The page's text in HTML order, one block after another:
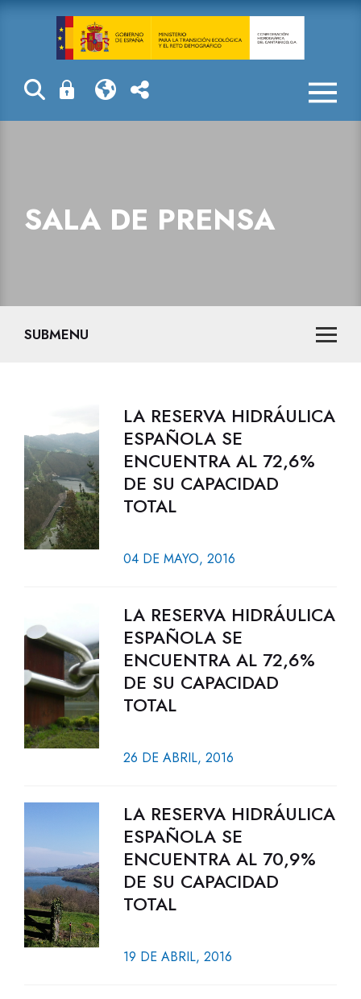
Sala de prensa
SALA DE PRENSA
SUBMENU
LA RESERVA HIDRÁULICA
ESPAÑOLA SE
ENCUENTRA AL 72,6%
DE SU CAPACIDAD
TOTAL
04 DE MAYO, 2016
LA RESERVA HIDRÁULICA
ESPAÑOLA SE
ENCUENTRA AL 72,6%
DE SU CAPACIDAD
TOTAL
26 DE ABRIL, 2016
LA RESERVA HIDRÁULICA
ESPAÑOLA SE
ENCUENTRA AL 70,9%
DE SU CAPACIDAD
TOTAL
19 DE ABRIL, 2016